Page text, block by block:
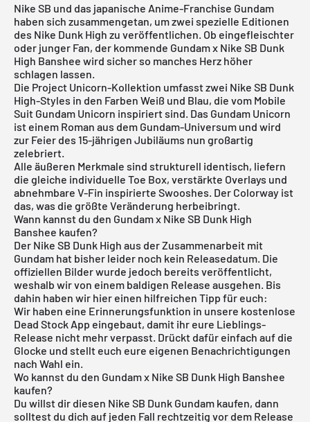
Nike SB und das japanische Anime-Franchise Gundam
haben sich zusammengetan, um zwei spezielle Editionen
des Nike Dunk High zu veröffentlichen. Ob eingefleischter
oder junger Fan, der kommende Gundam x Nike SB Dunk
High Banshee wird sicher so manches Herz höher
schlagen lassen.
Die Project Unicorn-Kollektion umfasst zwei Nike SB Dunk
High-Styles in den Farben Weiß und Blau, die vom Mobile
Suit Gundam Unicorn inspiriert sind. Das Gundam Unicorn
ist einem Roman aus dem Gundam-Universum und wird
zur Feier des 15-jährigen Jubiläums nun großartig
zelebriert.
Alle äußeren Merkmale sind strukturell identisch, liefern
die gleiche individuelle Toe Box, verstärkte Overlays und
abnehmbare V-Fin inspirierte Swooshes. Der Colorway ist
das, was die größte Veränderung herbeibringt.
Wann kannst du den Gundam x Nike SB Dunk High
Banshee kaufen?
Der Nike SB Dunk High aus der Zusammenarbeit mit
Gundam hat bisher leider noch kein Releasedatum. Die
offiziellen Bilder wurde jedoch bereits veröffentlicht,
weshalb wir von einem baldigen Release ausgehen. Bis
dahin haben wir hier einen hilfreichen Tipp für euch:
Wir haben eine Erinnerungsfunktion in unsere kostenlose
Dead Stock App eingebaut, damit ihr eure Lieblings-
Release nicht mehr verpasst. Drückt dafür einfach auf die
Glocke und stellt euch eure eigenen Benachrichtigungen
nach Wahl ein.
Wo kannst du den Gundam x Nike SB Dunk High Banshee
kaufen?
Du willst dir diesen Nike SB Dunk Gundam kaufen, dann
solltest du dich auf jeden Fall rechtzeitig vor dem Release